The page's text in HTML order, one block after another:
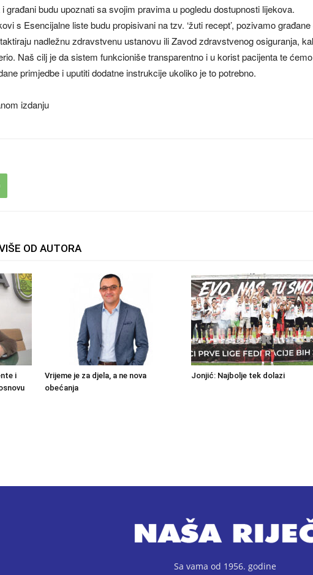
građani budu upoznati sa svojim pravima u pogledu dostupnosti lijekova.
s Esencijalne liste budu propisivani na tzv. ‘žuti recept’, pozivamo građane
nadležnu zdravstvenu ustanovu ili Zavod zdravstvenog osiguranja,
Naš cilj je da sistem funkcioniše transparentno i u korist pacijenta te ćemo
primjedbe i uputiti dodatne instrukcije ukoliko je to potrebno.
izdanju
OD AUTORA
i
Vrijeme je za djela, a ne nova
obećanja
Jonjić: Najbolje tek dolazi
Sa vama od 1956. godine